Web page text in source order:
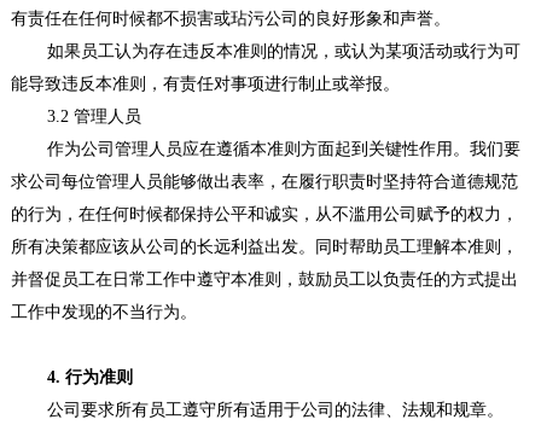
有责任在任何时候都不损害或玷污公司的良好形象和声誉。
如果员工认为存在违反本准则的情况，或认为某项活动或行为可
能导致违反本准则，有责任对事项进行制止或举报。
3.2 管理人员
作为公司管理人员应在遵循本准则方面起到关键性作用。我们要
求公司每位管理人员能够做出表率，在履行职责时坚持符合道德规范
的行为，在任何时候都保持公平和诚实，从不滥用公司赋予的权力，
所有决策都应该从公司的长远利益出发。同时帮助员工理解本准则，
并督促员工在日常工作中遵守本准则，鼓励员工以负责任的方式提出
工作中发现的不当行为。
4. 行为准则
公司要求所有员工遵守所有适用于公司的法律、法规和规章。